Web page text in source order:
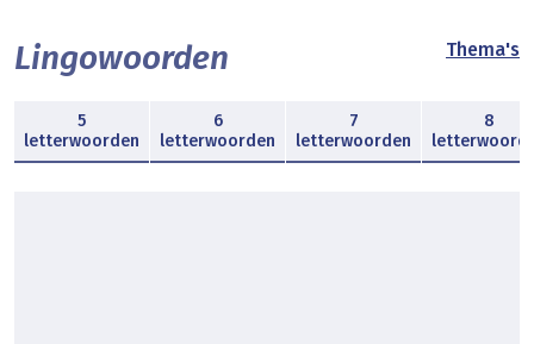
Lingowoorden Thema's
5
letterwoorden
6
letterwoorden
7
letterwoorden
8